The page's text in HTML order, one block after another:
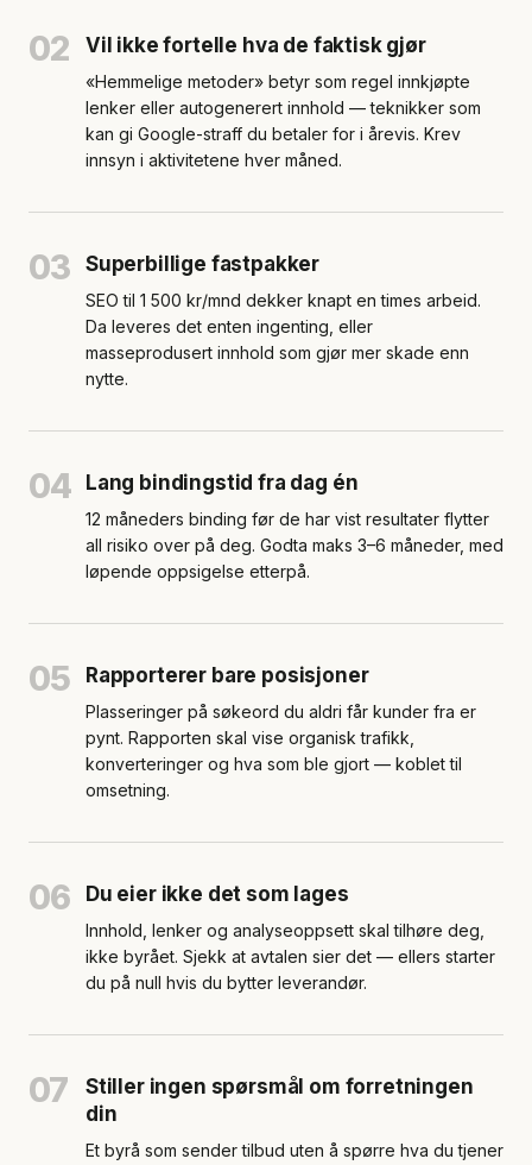
02 Vil ikke fortelle hva de faktisk gjør
«Hemmelige metoder» betyr som regel innkjøpte
lenker eller autogenerert innhold — teknikker som
kan gi Google-straff du betaler for i årevis. Krev
innsyn i aktivitetene hver måned.
03 Superbillige fastpakker
SEO til 1 500 kr/mnd dekker knapt en times arbeid.
Da leveres det enten ingenting, eller
masseprodusert innhold som gjør mer skade enn
nytte.
04 Lang bindingstid fra dag én
12 måneders binding før de har vist resultater flytter
all risiko over på deg. Godta maks 3–6 måneder, med
løpende oppsigelse etterpå.
05 Rapporterer bare posisjoner
Plasseringer på søkeord du aldri får kunder fra er
pynt. Rapporten skal vise organisk trafikk,
konverteringer og hva som ble gjort — koblet til
omsetning.
06 Du eier ikke det som lages
Innhold, lenker og analyseoppsett skal tilhøre deg,
ikke byrået. Sjekk at avtalen sier det — ellers starter
du på null hvis du bytter leverandør.
07
Stiller ingen spørsmål om forretningen
din
Et byrå som sender tilbud uten å spørre hva du tjener